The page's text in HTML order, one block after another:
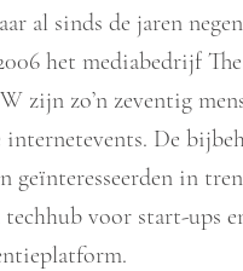
al sinds de jaren
het mediabedrijf
zijn zo’n zeventig
De
geïnteresseerden in
voor start-ups